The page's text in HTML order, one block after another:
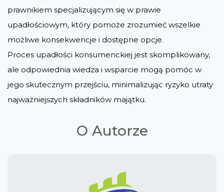
prawnikiem specjalizującym się w prawie
upadłościowym, który pomoże zrozumieć wszelkie
możliwe konsekwencje i dostępne opcje​​.
Proces upadłości konsumenckiej jest skomplikowany,
ale odpowiednia wiedza i wsparcie mogą pomóc w
jego skutecznym przejściu, minimalizując ryzyko utraty
najważniejszych składników majątku.
O Autorze